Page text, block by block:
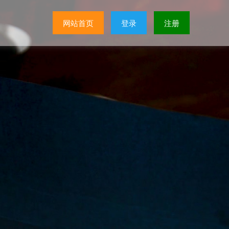
网站首页 登录 注册